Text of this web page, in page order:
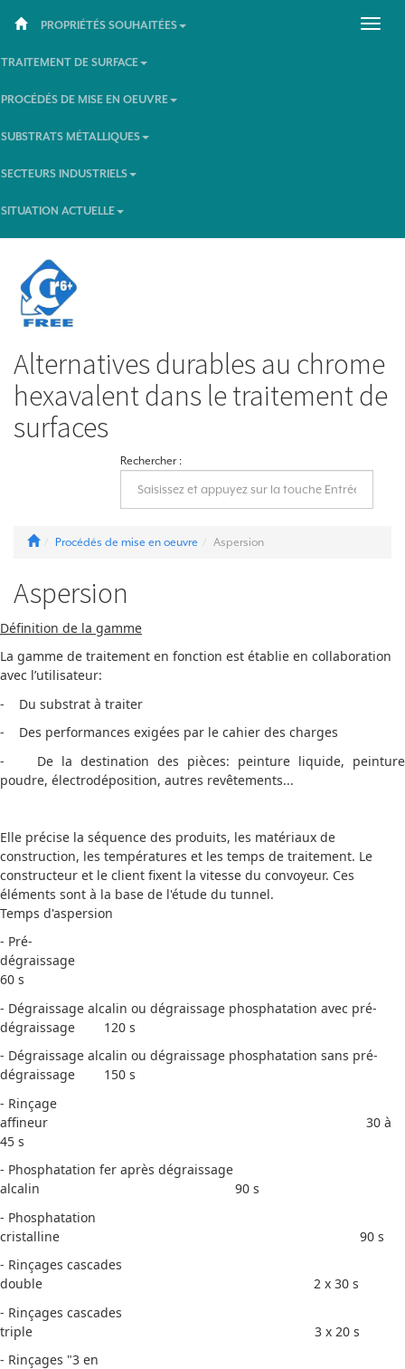
PROPRIÉTÉS SOUHAITÉES
TRAITEMENT DE SURFACE
PROCÉDÉS DE MISE EN OEUVRE
SUBSTRATS MÉTALLIQUES
SECTEURS INDUSTRIELS
SITUATION ACTUELLE
Alternatives durables au chrome
hexavalent dans le traitement de
surfaces
Rechercher :
Procédés de mise en oeuvre Aspersion
Aspersion
Définition de la gamme
La gamme de traitement en fonction est établie en collaboration
avec l’utilisateur:
- Du substrat à traiter
- Des performances exigées par le cahier des charges
- De la destination des pièces: peinture liquide, peinture
poudre, électrodéposition, autres revêtements...
Elle précise la séquence des produits, les matériaux de
construction, les températures et les temps de traitement. Le
constructeur et le client fixent la vitesse du convoyeur. Ces
éléments sont à la base de l'étude du tunnel.
Temps d'aspersion
- Pré-
60 s
- Dégraissage alcalin ou dégraissage phosphatation avec pré-
dégraissage 120 s
- Dégraissage alcalin ou dégraissage phosphatation sans pré-
dégraissage 150 s
- Rinçage
affineur 30 à
45 s
- Phosphatation fer après dégraissage
alcalin 90 s
- Phosphatation
cristalline 90 s
- Rinçages cascades
double 2 x 30 s
- Rinçages cascades
triple 3 x 20 s
- Rinçages "3 en